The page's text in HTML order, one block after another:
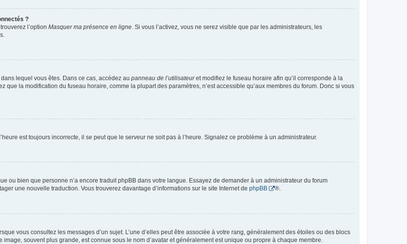
?
l’option Masquer ma présence en ligne. Si vous l’activez, vous ne serez visible que par les administrateurs, les
lequel vous êtes. Dans ce cas, accédez au panneau de l’utilisateuret modifiez le fuseau horaire afin qu’il corresponde à la
que la modification du fuseau horaire, comme la plupart des paramètres, n’est accessible qu’aux membres du forum. Donc si vous
est toujours incorrecte, il se peut que le serveur ne soit pas à l’heure. Signalez ce problème à un administrateur.
ou bien que personne n’a encore traduit phpBB dans votre langue. Essayez de demander à un administrateur du forum
une nouvelle traduction. Vous trouverez davantage d’informations sur le site Internet de phpBB ®.
vous consultez les messages d’un sujet. L’une d’elles peut être associée à votre rang, généralement des étoiles ou des blocs
souvent plus grande, est connue sous le nom d’avatar et généralement est unique ou propre à chaque membre.